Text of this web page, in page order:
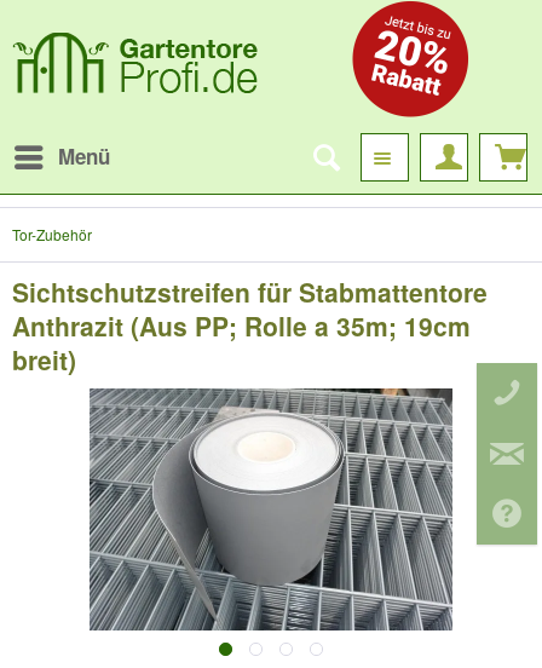
Menü
Tor-Zubehör
Sichtschutzstreifen für Stabmattentore
Anthrazit (Aus PP; Rolle a 35m; 19cm
breit)